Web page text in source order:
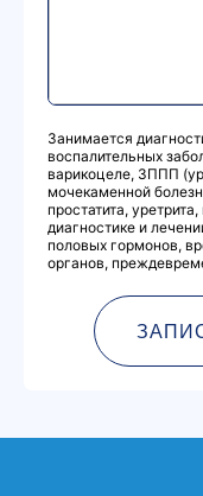
Занимается
воспалительных
варикоцеле, ЗППП
мочекаменной
простатита,
диагностике и
половых гормонов,
органов,